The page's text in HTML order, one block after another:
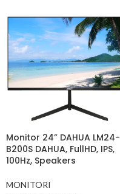
Monitor 24” DAHUA LM24-
B200S DAHUA, FullHD, IPS,
100Hz, Speakers
MONITORI